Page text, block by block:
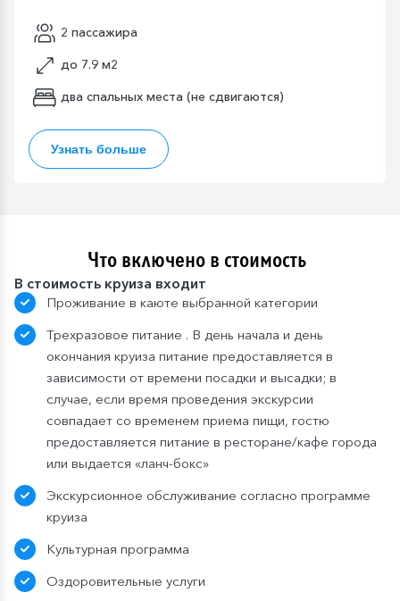
2 пассажира
до 7.9 м2
два спальных места (не сдвигаются)
Узнать больше
Что включено в стоимость
В стоимость круиза входит
Проживание в каюте выбранной категории
Трехразовое питание . В день начала и день
окончания круиза питание предоставляется в
зависимости от времени посадки и высадки; в
случае, если время проведения экскурсии
совпадает со временем приема пищи, гостю
предоставляется питание в ресторане/кафе города
или выдается «ланч-бокс»
Экскурсионное обслуживание согласно программе
круиза
Культурная программа
Оздоровительные услуги